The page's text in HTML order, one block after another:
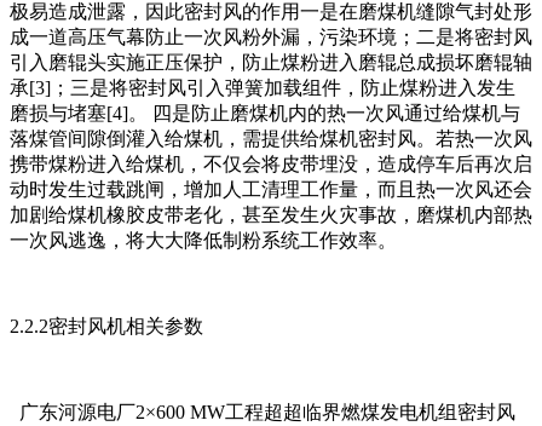
极易造成泄露，因此密封风的作用一是在磨煤机缝隙气封处形
成一道高压气幕防止一次风粉外漏，污染环境；二是将密封风
引入磨辊头实施正压保护，防止煤粉进入磨辊总成损坏磨辊轴
承[3]；三是将密封风引入弹簧加载组件，防止煤粉进入发生
磨损与堵塞[4]。 四是防止磨煤机内的热一次风通过给煤机与
落煤管间隙倒灌入给煤机，需提供给煤机密封风。若热一次风
携带煤粉进入给煤机，不仅会将皮带埋没，造成停车后再次启
动时发生过载跳闸，增加人工清理工作量，而且热一次风还会
加剧给煤机橡胶皮带老化，甚至发生火灾事故，磨煤机内部热
一次风逃逸，将大大降低制粉系统工作效率。
2.2.2密封风机相关参数
广东河源电厂2×600 MW工程超超临界燃煤发电机组密封风